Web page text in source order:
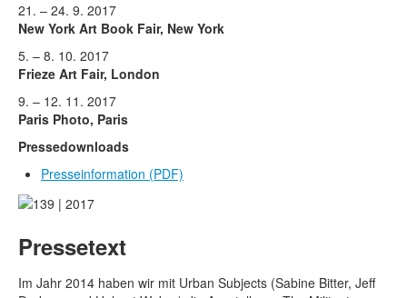
21. – 24. 9. 2017
New York Art Book Fair, New York
5. – 8. 10. 2017
Frieze Art Fair, London
9. – 12. 11. 2017
Paris Photo, Paris
Pressedownloads
Presseinformation (PDF)
Pressetext
Im Jahr 2014 haben wir mit Urban Subjects (Sabine Bitter, Jeff